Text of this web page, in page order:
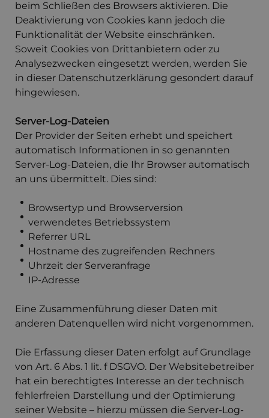
beim Schließen des Browsers aktivieren. Die
Deaktivierung von Cookies kann jedoch die
Funktionalität der Website einschränken.
Soweit Cookies von Drittanbietern oder zu
Analysezwecken eingesetzt werden, werden Sie
in dieser Datenschutzerklärung gesondert darauf
hingewiesen.
Server-Log-Dateien
Der Provider der Seiten erhebt und speichert
automatisch Informationen in so genannten
Server-Log-Dateien, die Ihr Browser automatisch
an uns übermittelt. Dies sind:
Browsertyp und Browserversion
verwendetes Betriebssystem
Referrer URL
Hostname des zugreifenden Rechners
Uhrzeit der Serveranfrage
IP-Adresse
Eine Zusammenführung dieser Daten mit
anderen Datenquellen wird nicht vorgenommen.
Die Erfassung dieser Daten erfolgt auf Grundlage
von Art. 6 Abs. 1 lit. f DSGVO. Der Websitebetreiber
hat ein berechtigtes Interesse an der technisch
fehlerfreien Darstellung und der Optimierung
seiner Website – hierzu müssen die Server-Log-